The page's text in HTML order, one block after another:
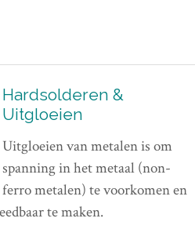
Hardsolderen &
Uitgloeien
Uitgloeien van metalen is om
spanning in het metaal (non-
ferro metalen) te voorkomen en
te maken.